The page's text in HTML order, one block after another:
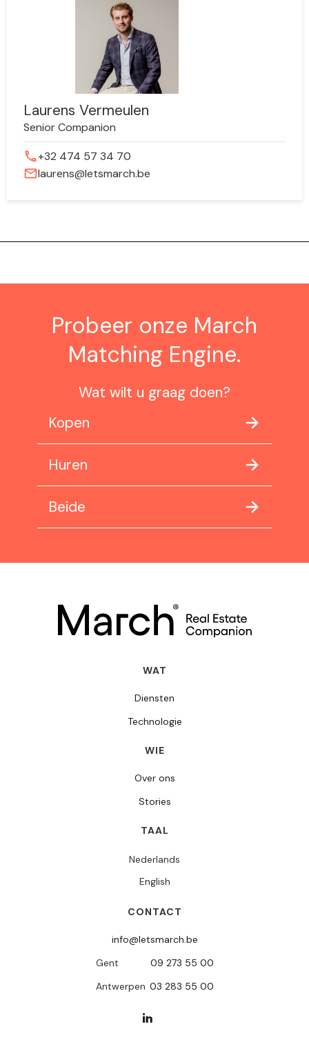
Laurens Vermeulen
Senior Companion
phone+32 474 57 34 70
maillaurens@letsmarch.be
Probeer onze March
Matching Engine.
Wat wilt u graag doen?
Kopen
Huren
Beide
WAT
Diensten
Technologie
WIE
Over ons
Stories
TAAL
Nederlands
English
CONTACT
info@letsmarch.be
Gent
09 273 55 00
Antwerpen 03 283 55 00